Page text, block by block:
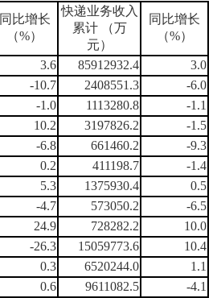
同比增长
（%）
快递业务收入
累计 （万
元）
同比增长
（%）
3.6 85912932.4
3.0
-10.7 2408551.3
-6.0
-1.0 1113280.8
-1.1
10.2 3197826.2
-1.5
-6.8 661460.2
-9.3
0.2 411198.7
-1.4
5.3 1375930.4
0.5
-4.7 573050.2
-6.5
24.9 728282.2
10.0
-26.3 15059773.6
10.4
0.3 6520244.0
1.1
0.6 9611082.5
-4.1